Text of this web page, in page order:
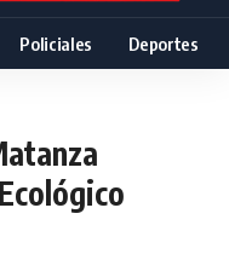
Policiales Deportes